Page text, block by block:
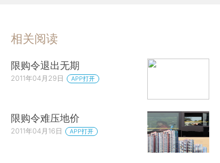
相关阅读
限购令退出无期
2011年04月29日 APP打开
限购令难压地价
2011年04月16日 APP打开